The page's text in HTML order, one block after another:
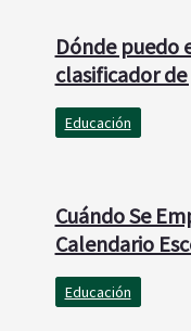
Dónde puedo
clasificador
Educación
Cuándo Se
Calendario
Educación